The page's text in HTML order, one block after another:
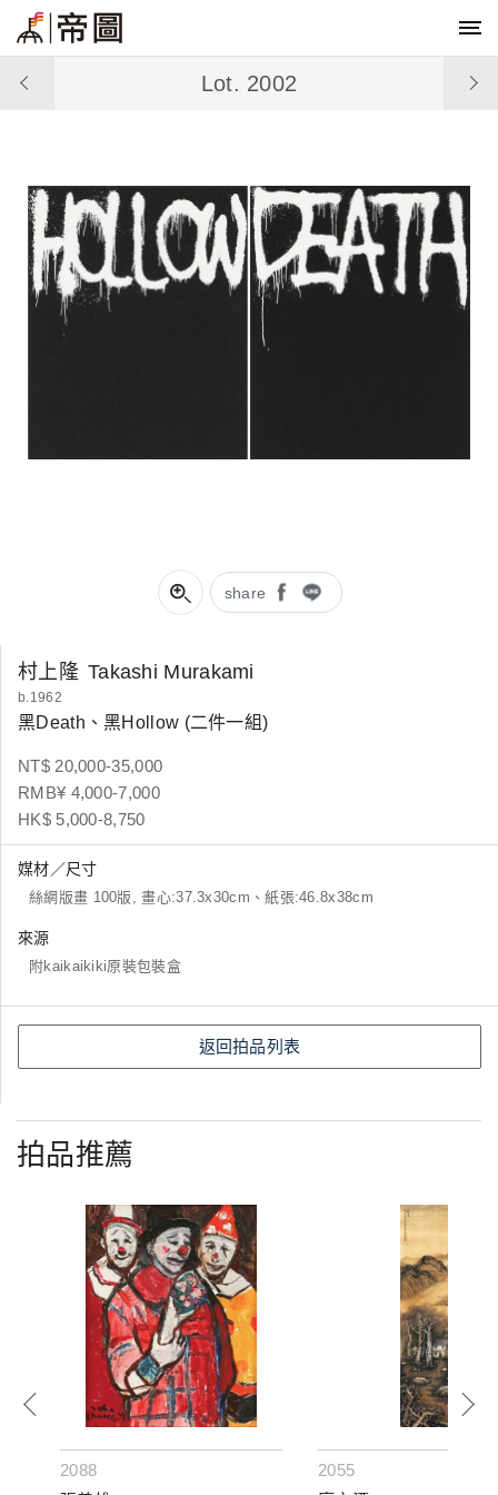
share
Lot. 2002
村上隆 Takashi Murakami
b.1962
黑Death、黑Hollow (二件一組)
NT$ 20,000-35,000
RMB¥ 4,000-7,000
HK$ 5,000-8,750
媒材／尺寸
絲網版畫 100版, 畫心:37.3x30cm、紙張:46.8x38cm
來源
附kaikaikiki原裝包裝盒
返回拍品列表
拍品推薦
2088
2055